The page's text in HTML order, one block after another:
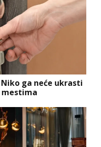
ga neće ukrasti